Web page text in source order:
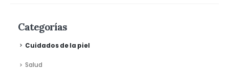
Categorías
Cuidados de la piel
Salud